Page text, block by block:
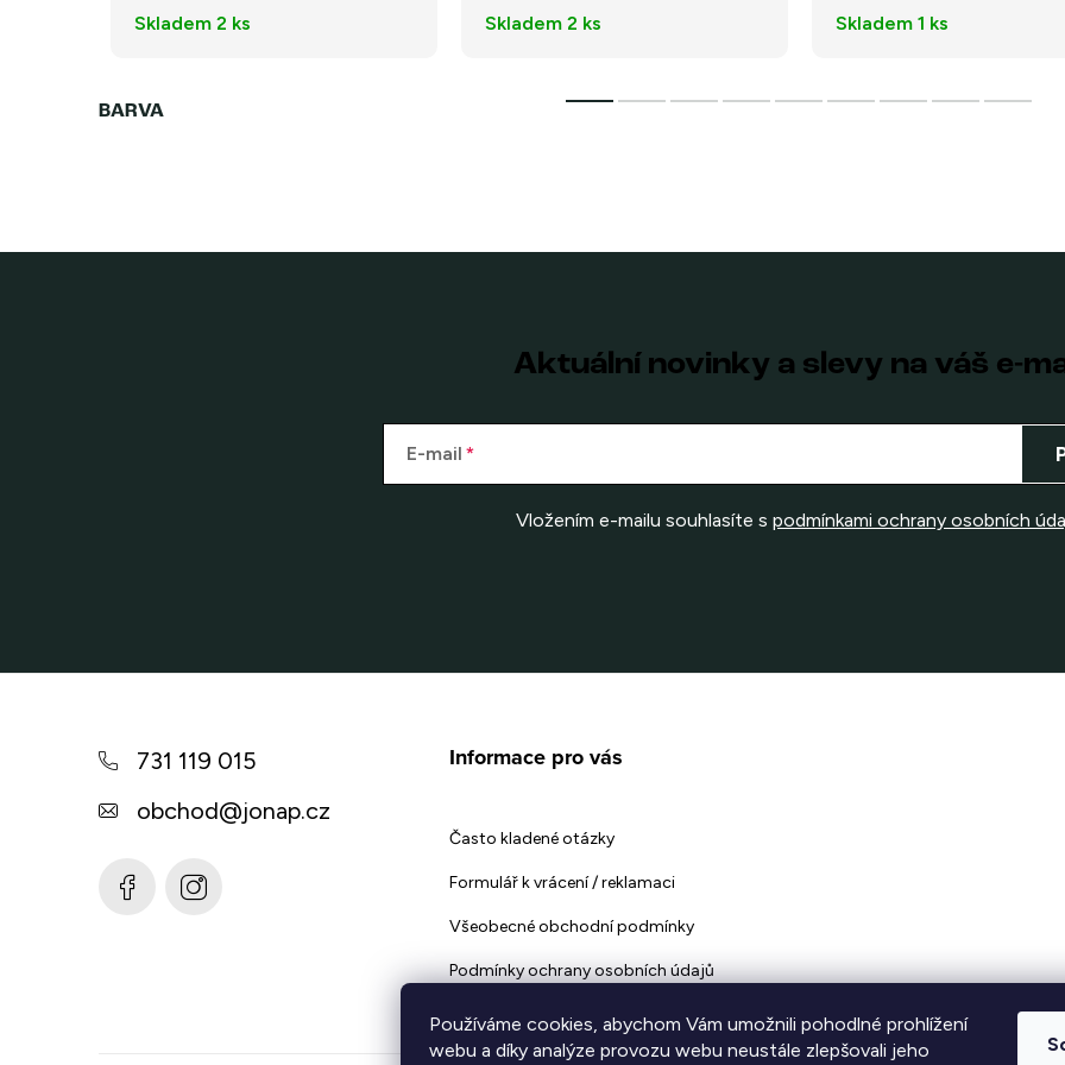
Používáme cookies, abychom Vám umožnili pohodlné prohlížení
webu a díky analýze provozu webu neustále zlepšovali jeho
Skladem 2 ks Skladem 2 ks Skladem 1 ks
Aktuální novinky a slevy na váš e-
E-mail
Vložením e-mailu souhlasíte s podmínkami ochrany osobních
731 119 015
obchod@jonap.cz
Informace pro vás
Často kladené otázky
Formulář k vrácení / reklamaci
Všeobecné obchodní podmínky
Podmínky ochrany osobních údajů